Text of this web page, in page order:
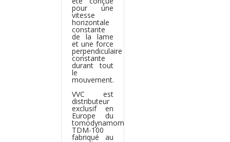
pour une
vitesse
horizontale
constante
de la lame
et une force
perpendiculaire
constante
durant tout
le
mouvement.
VVC est
distributeur
exclusif en
Europe du
tomodynamomètre
TDM-100
fabriqué au